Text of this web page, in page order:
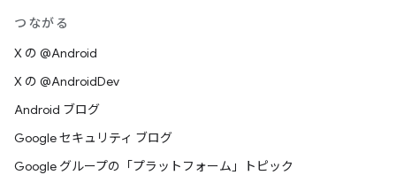
つながる
X の @Android
X の @AndroidDev
Android ブログ
Google セキュリティ ブログ
Google グループの「プラットフォーム」トピック